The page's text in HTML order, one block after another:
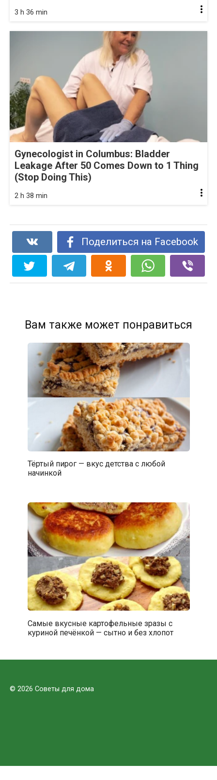
3 h 36 min
Gynecologist in Columbus: Bladder
Leakage After 50 Comes Down to 1 Thing
(Stop Doing This)
2 h 38 min
Поделиться на Facebook
Вам также может понравиться
Тёртый пирог — вкус детства с любой
начинкой
Самые вкусные картофельные зразы с
куриной печёнкой — сытно и без хлопот
© 2026 Советы для дома